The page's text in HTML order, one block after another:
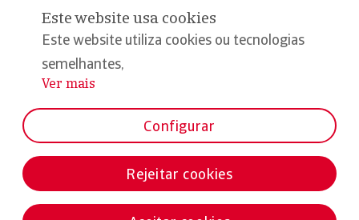
Declaração de privacidade
Compromisso qualidade e segurança
Este website usa cookies
Este website utiliza cookies ou tecnologias
semelhantes,
...
Ver mais
Configurar
Rejeitar cookies